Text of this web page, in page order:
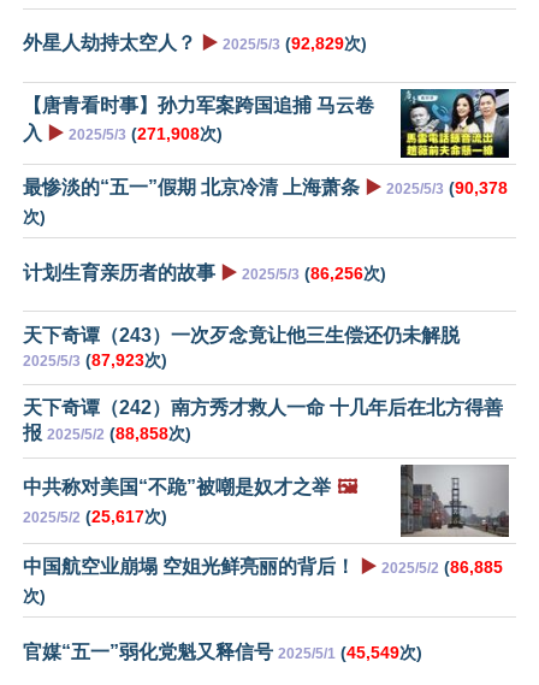
外星人劫持太空人？ ▶️ 2025/5/3 (92,829次)
【唐青看时事】孙力军案跨国追捕 马云卷
入 ▶️ 2025/5/3 (271,908次)
最惨淡的“五一”假期 北京冷清 上海萧条 ▶️ 2025/5/3 (90,378
次)
计划生育亲历者的故事 ▶️ 2025/5/3 (86,256次)
天下奇谭（243）一次歹念竟让他三生偿还仍未解脱
2025/5/3 (87,923次)
天下奇谭（242）南方秀才救人一命 十几年后在北方得善
报 2025/5/2 (88,858次)
中共称对美国“不跪”被嘲是奴才之举 🖼️
2025/5/2 (25,617次)
中国航空业崩塌 空姐光鲜亮丽的背后！ ▶️ 2025/5/2 (86,885
次)
官媒“五一”弱化党魁又释信号 2025/5/1 (45,549次)